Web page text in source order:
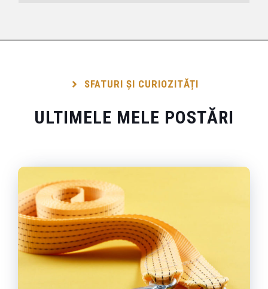
SFATURI ȘI CURIOZITĂȚI
ULTIMELE MELE POSTĂRI